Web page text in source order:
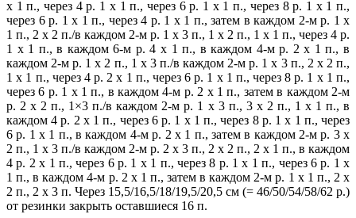
х 1 п., через 4 р. 1 х 1 п., через 6 р. 1 х 1 п., через 8 р. 1 х 1 п.,
через 6 р. 1 х 1 п., через 4 р. 1 х 1 п., затем в каждом 2-м р. 1 х
1 п., 2 х 2 п./в каждом 2-м р. 1 х 3 п., 1 х 2 п., 1 х 1 п., через 4 р.
1 х 1 п., в каждом 6-м р. 4 х 1 п., в каждом 4-м р. 2 х 1 п., в
каждом 2-м р. 1 х 2 п., 1 х 3 п./в каждом 2-м р. 1 х 3 п., 2 х 2 п.,
1 х 1 п., через 4 р. 2 х 1 п., через 6 р. 1 х 1 п., через 8 р. 1 х 1 п.,
через 6 р. 1 х 1 п., в каждом 4-м р. 2 х 1 п., затем в каждом 2-м
р. 2 х 2 п., 1×3 п./в каждом 2-м р. 1 х 3 п., 3 х 2 п., 1 х 1 п., в
каждом 4 р. 2 х 1 п., через 6 р. 1 х 1 п., через 8 р. 1 х 1 п., через
6 р. 1 х 1 п., в каждом 4-м р. 2 х 1 п., затем в каждом 2-м р. 3 х
2 п., 1 х 3 п./в каждом 2-м р. 2 х 3 п., 2 х 2 п., 2 х 1 п., в каждом
4 р. 2 х 1 п., через 6 р. 1 х 1 п., через 8 р. 1 х 1 п., через 6 р. 1 х
1 п., в каждом 4-м р. 2 х 1 п., затем в каждом 2-м р. 1 х 1 п., 2 х
2 п., 2 х 3 п. Через 15,5/16,5/18/19,5/20,5 см (= 46/50/54/58/62 р.)
от резинки закрыть оставшиеся 16 п.